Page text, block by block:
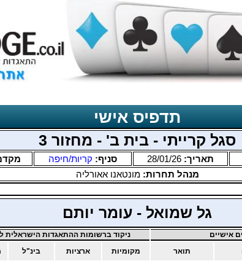
תדפיס אישי
סגל קרייתי - בית ב' - מחזור 3
תאריך: 28/01/26 סניף: קריות/חיפה
מנהל תחרות:מונטאנו אאורליה
גל שמואל - עומר יותם
אישיים
ניקוד ברשומות ההתאגדות הישראלית
תואר מקומיות ארציות בינ"ל